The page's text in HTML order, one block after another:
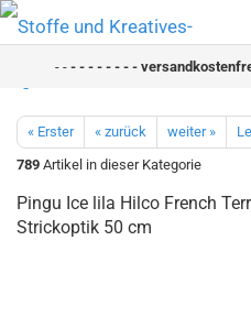
- - - - - - - -
« Erster « zurück weiter »
789 Artikel in dieser Kategorie
Pingu Ice lila Hilco French
Strickoptik 50 cm